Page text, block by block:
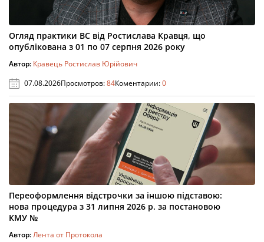
Огляд практики ВС від Ростислава Кравця, що
опублікована з 01 по 07 серпня 2026 року
Автор: Кравець Ростислав Юрійович
07.08.2026Просмотров:84Коментарии:0
Переоформлення відстрочки за іншою підставою:
нова процедура з 31 липня 2026 р. за постановою
КМУ №
Автор:Лента от Протокола